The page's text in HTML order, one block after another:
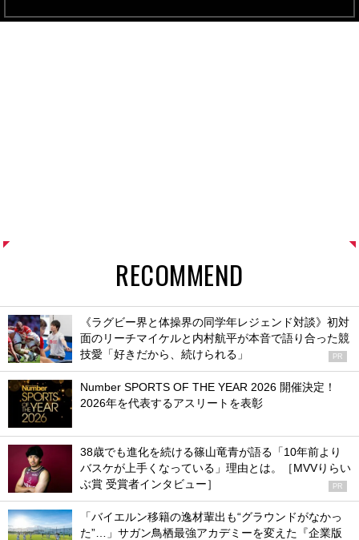
RECOMMEND
《ラグビー界と体操界の同学年レジェンド対談》初対
面のリーチマイケルと内村航平が本音で語り合った競
技愛「好きだから、続けられる」
PR
Number SPORTS OF THE YEAR 2026 開催決定！
2026年を代表するアスリートを表彰
38歳でも進化を続ける篠山竜青が語る「10年前より
バスケが上手くなっている」理由とは。［MVVりらい
ぶ賞 受賞者インタビュー］
PR
「バイエルン移籍の逸材輩出も“グラウンドがなかっ
た”…」サガン鳥栖最強アカデミーを変えた『企業版